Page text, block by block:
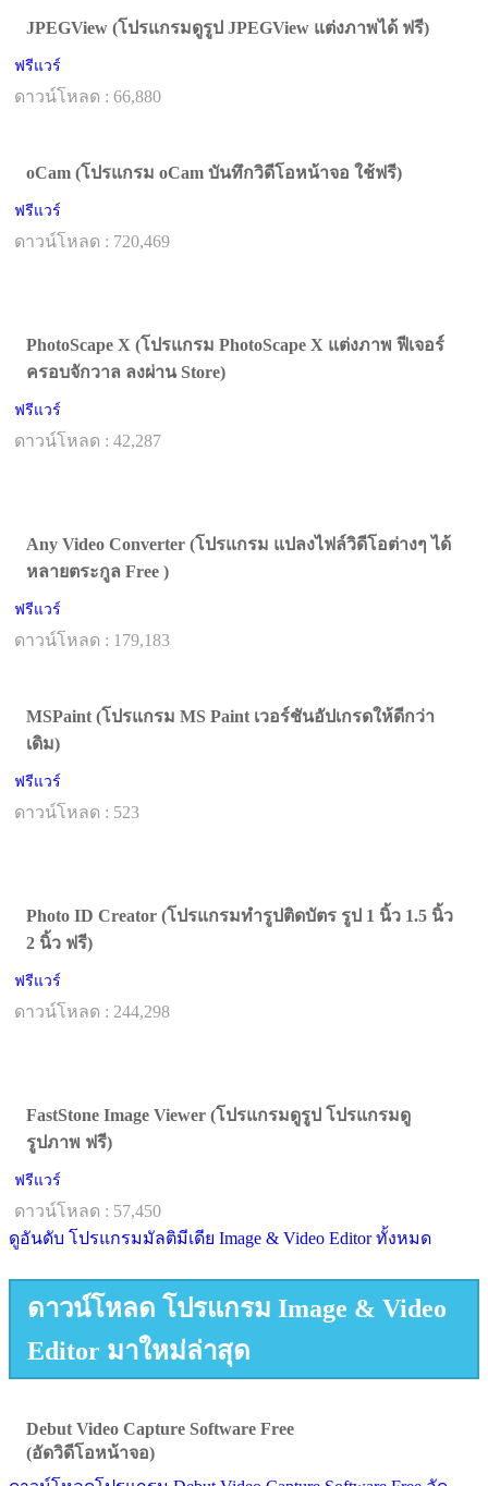
JPEGView (โปรแกรมดูรูป JPEGView แต่งภาพได้ ฟรี)
ฟรีแวร์
ดาวน์โหลด : 66,880
oCam (โปรแกรม oCam บันทึกวิดีโอหน้าจอ ใช้ฟรี)
ฟรีแวร์
ดาวน์โหลด : 720,469
PhotoScape X (โปรแกรม PhotoScape X แต่งภาพ ฟีเจอร์
ครอบจักวาล ลงผ่าน Store)
ฟรีแวร์
ดาวน์โหลด : 42,287
Any Video Converter (โปรแกรม แปลงไฟล์วิดีโอต่างๆ ได้
หลายตระกูล Free )
ฟรีแวร์
ดาวน์โหลด : 179,183
MSPaint (โปรแกรม MS Paint เวอร์ชันอัปเกรดให้ดีกว่า
เดิม)
ฟรีแวร์
ดาวน์โหลด : 523
Photo ID Creator (โปรแกรมทำรูปติดบัตร รูป 1 นิ้ว 1.5 นิ้ว
2 นิ้ว ฟรี)
ฟรีแวร์
ดาวน์โหลด : 244,298
FastStone Image Viewer (โปรแกรมดูรูป โปรแกรมดู
รูปภาพ ฟรี)
ฟรีแวร์
ดาวน์โหลด : 57,450
ดูอันดับ โปรแกรมมัลติมีเดีย Image & Video Editor ทั้งหมด
ดาวน์โหลด โปรแกรม Image & Video
Editor มาใหม่ล่าสุด
Debut Video Capture Software Free
(อัดวิดีโอหน้าจอ)